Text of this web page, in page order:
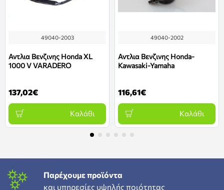
49040-2003
Αντλια Βενζινης Honda XL
1000 V VARADERO
137,02€
Καλάθι
49040-2002
Αντλια Βενζινης Honda-
Kawasaki-Yamaha
116,61€
Καλάθι
Παρέχουμε προϊόντα
και υπηρεσίες υψηλής ποιότητας